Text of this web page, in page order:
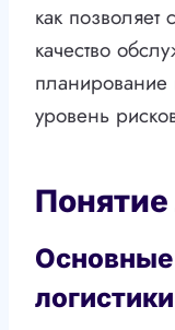
как позволяет
качество
планирование
уровень
Понятие
логистики